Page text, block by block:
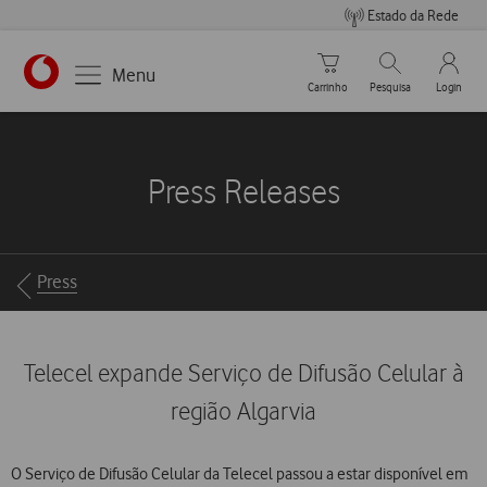
Estado da Rede
https://www.vodafone.pt
Menu
Carrinho de compras
Carrinho
Pesquisar
Pesquisa
My
Login
Press Releases
Breadcrumbs
Press
Telecel expande Serviço de Difusão Celular à
região Algarvia
O Serviço de Difusão Celular da Telecel passou a estar disponível em